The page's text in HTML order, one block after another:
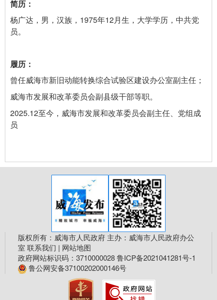
杨广达，男，汉族，1975年12月生，大学学历，中共党
员。
曾任威海市新旧动能转换综合试验区建设办公室副主任；
威海市发展和改革委员会副县级干部等职。
2025.12至今，威海市发展和改革委员会副主任、党组成
员
版权所有：威海市人民政府 主办：威海市人民政府办公
室 联系我们 | 网站地图
政府网站标识码：3710000028鲁ICP备2021041281号-1
鲁公网安备37100202000146号